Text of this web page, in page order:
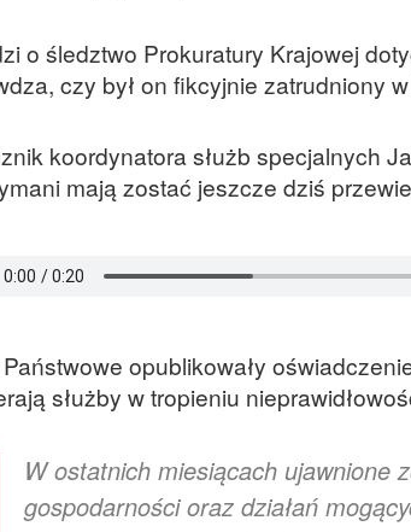
o śledztwo Prokuratury Krajowej
czy był on fikcyjnie zatrudniony
koordynatora służb specjalnych
mają zostać jeszcze dziś
opublikowały
służby w tropieniu
W ostatnich miesiącach ujawnione
gospodarności oraz działań